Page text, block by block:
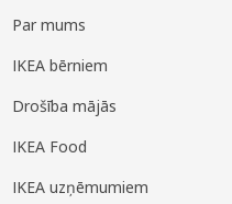
Par mums
IKEA bērniem
Drošība mājās
IKEA Food
IKEA uzņēmumiem